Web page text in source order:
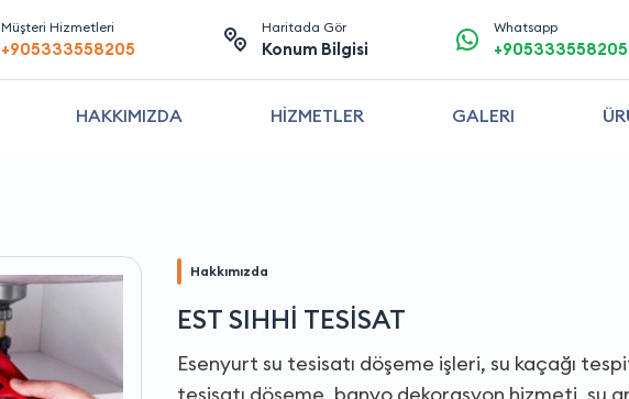
Müşteri Hizmetleri
+905333558205
Haritada Gör
Konum Bilgisi
Whatsapp
+905333558205
HAKKIMIZDA HİZMETLER GALERI
Hakkımızda
EST SIHHİ TESİSAT
Esenyurt su tesisatı döşeme işleri, su kaçağı